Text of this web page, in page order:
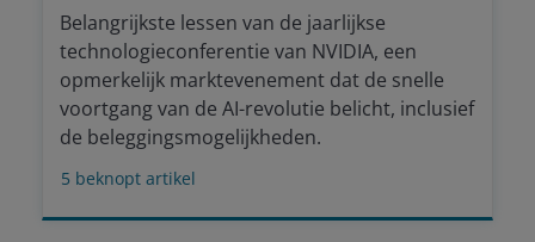
Belangrijkste lessen van de jaarlijkse
technologieconferentie van NVIDIA, een
opmerkelijk marktevenement dat de snelle
voortgang van de AI-revolutie belicht, inclusief
de beleggingsmogelijkheden.
5 beknopt artikel